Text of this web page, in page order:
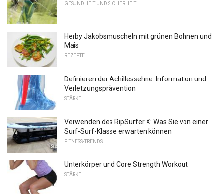
GESUNDHEIT UND SICHERHEIT
Herby Jakobsmuscheln mit grünen Bohnen und
Mais
REZEPTE
Definieren der Achillessehne: Information und
Verletzungsprävention
STÄRKE
Verwenden des RipSurfer X: Was Sie von einer
Surf-Surf-Klasse erwarten können
FITNESS-TRENDS
Unterkörper und Core Strength Workout
STÄRKE